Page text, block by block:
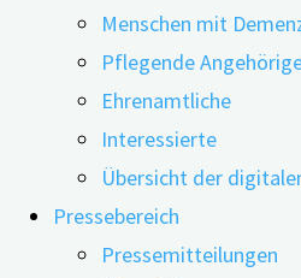
Menschen mit
Pflegende
Ehrenamtliche
Interessierte
Übersicht der
Pressebereich
Pressemitteilungen
Lebensphase versorgt?
wo? In einer aktuellen
Wissenschaftler*innen der
Universität Erlangen-
Defizite auf: Es gibt keine